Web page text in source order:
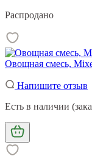
Распродано
Овощная смесь,
Напишите отзыв
Есть в наличии